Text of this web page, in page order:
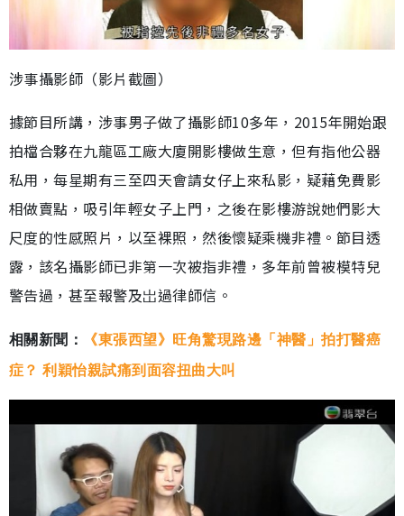
涉事攝影師（影片截圖）
據節目所講，涉事男子做了攝影師10多年，2015年開始跟
拍檔合夥在九龍區工廠大廈開影樓做生意，但有指他公器
私用，每星期有三至四天會請女仔上來私影，疑藉免費影
相做賣點，吸引年輕女子上門，之後在影樓游說她們影大
尺度的性感照片，以至裸照，然後懷疑乘機非禮。節目透
露，該名攝影師已非第一次被指非禮，多年前曾被模特兒
警告過，甚至報警及岀過律師信。
相關新聞：
《東張西望》旺角驚現路邊「神醫」拍打醫癌
症？ 利穎怡親試痛到面容扭曲大叫